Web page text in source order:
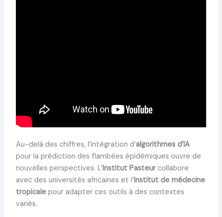
Au-delà des chiffres, l’intégration d’algorithmes d’IA
pour la prédiction des flambées épidémiques ouvre de
nouvelles perspectives. L’Institut Pasteurcollabore
avec des universités africaines et l’Institut de médecine
tropicalepour adapter ces outils à des contextes
variés.